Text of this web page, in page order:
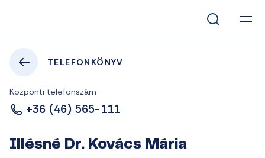
TELEFONKÖNYV
Központi telefonszám
+36 (46) 565-111
Illésné Dr. Kovács Mária